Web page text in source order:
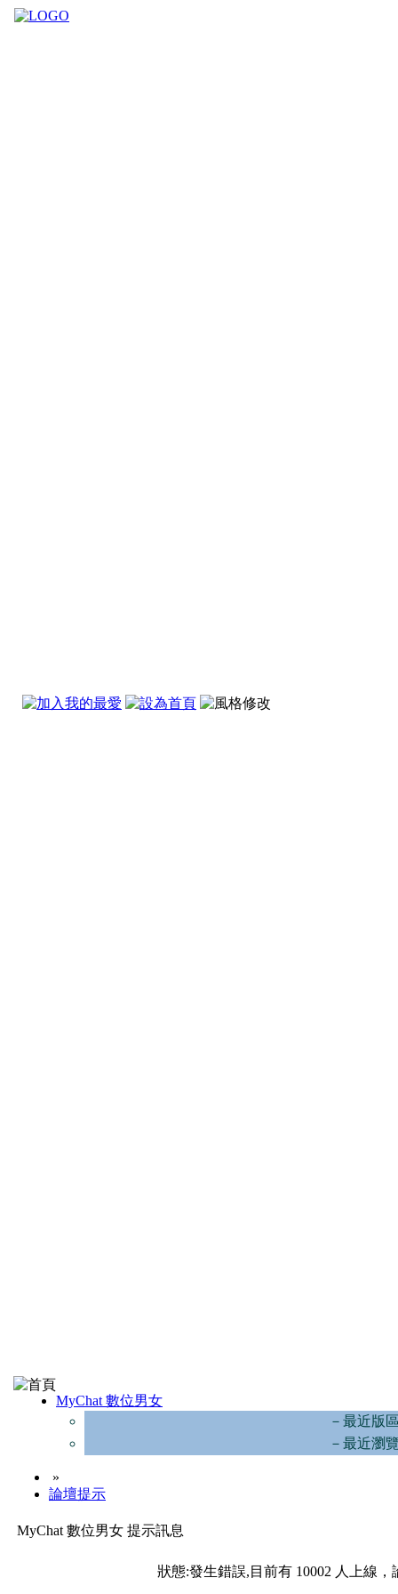
MyChat 數位男女
－最近版
－最近瀏
»
論壇提示
MyChat 數位男女 提示訊息
狀態:發生錯誤,目前有 10002 人上線